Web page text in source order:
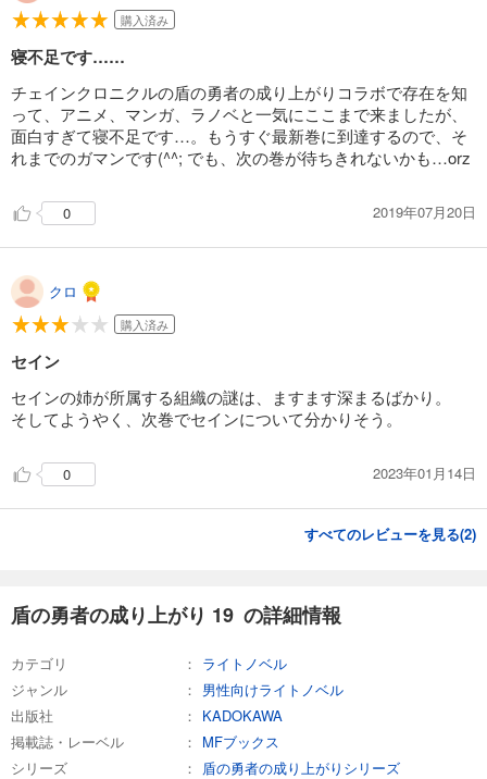
少女たちも、本作の見どころです。
亜人の少女ラフタリア、鳥型の魔物でありながら人型に変形する幼女
フィーロ、ツンデレ王女メルティ、これまた亜人のアトラなど、各種
美少女しっかりととりそろえ。
本編は現在22巻まで刊行中。さらに漫画版『盾の勇者の成り上が
『盾の勇者のおしながき』（すべてKADOKAWA）と、関連作も大充
購入済み
寝不足です……
チェインクロニクルの盾の勇者の成り上がりコラボで存在を知
って、アニメ、マンガ、ラノベと一気にここまで来ましたが、
面白すぎて寝不足です…。もうすぐ最新巻に到達するので、そ
れまでのガマンです(^^; でも、次の巻が待ちきれないかも…orz
0 2019年07月20日
クロ
購入済み
セイン
セインの姉が所属する組織の謎は、ますます深まるばかり。
そしてようやく、次巻でセインについて分かりそう。
0 2023年01月14日
すべてのレビューを見る(2)
盾の勇者の成り上がり 19 の詳細情報
カテゴリ
ライトノベル
ジャンル
男性向けライトノベル
出版社
KADOKAWA
掲載誌・レーベル
MFブックス
シリーズ
盾の勇者の成り上がりシリーズ